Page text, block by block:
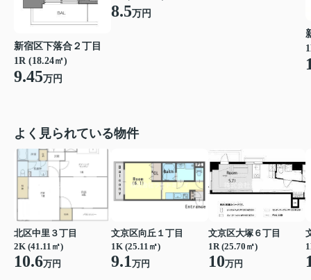
新宿区下落合２丁目
1R (18.24㎡)
9.45万円
8.5万円
よく見られている物件
北区中里３丁目
2K (41.11㎡)
10.6万円
文京区向丘１丁目
1K (25.11㎡)
9.1万円
文京区大塚６丁目
1R (25.70㎡)
10万円